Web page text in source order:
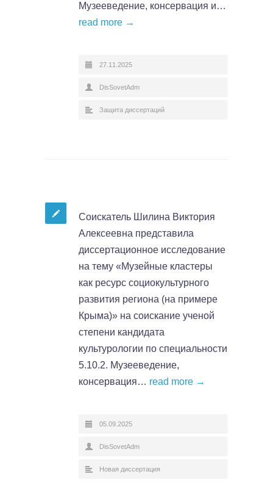
Музееведение, консервация и…
read more →
27.11.2025
DisSovetAdm
Защита диссертаций
Соискатель Шилина Виктория
Алексеевна представила
диссертационное исследование
на тему «Музейные кластеры
как ресурс социокультурного
развития региона (на примере
Крыма)» на соискание ученой
степени кандидата
культурологии по специальности
5.10.2. Музееведение,
консервация… read more →
05.09.2025
DisSovetAdm
Новая диссертация